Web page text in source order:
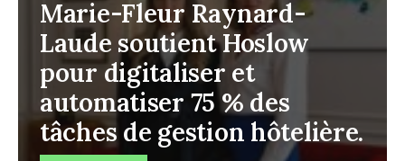
Marie-Fleur Raynard-
Laude soutient Hoslow
pour digitaliser et
automatiser 75 % des
tâches de gestion hôtelière.